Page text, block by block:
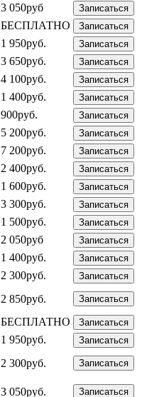
3 050руб Записаться
БЕСПЛАТНО Записаться
1 950руб. Записаться
3 650руб. Записаться
4 100руб. Записаться
1 400руб. Записаться
900руб. Записаться
5 200руб. Записаться
7 200руб. Записаться
2 400руб. Записаться
1 600руб. Записаться
3 300руб. Записаться
1 500руб. Записаться
2 050руб Записаться
1 400руб. Записаться
2 300руб. Записаться
2 850руб. Записаться
БЕСПЛАТНО Записаться
1 950руб. Записаться
2 300руб. Записаться
3 050руб. Записаться